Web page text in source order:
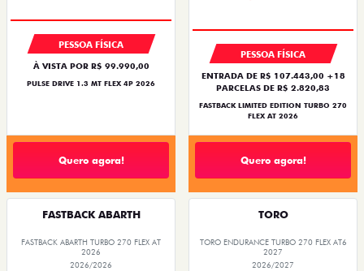
PESSOA FÍSICA
À VISTA POR R$ 99.990,00
PULSE DRIVE 1.3 MT FLEX 4P 2026
Quero agora!
PESSOA FÍSICA
ENTRADA DE R$ 107.443,00 +18
PARCELAS DE R$ 2.820,83
FASTBACK LIMITED EDITION TURBO 270
FLEX AT 2026
Quero agora!
FASTBACK ABARTH
FASTBACK ABARTH TURBO 270 FLEX AT
2026
2026/2026
TORO
TORO ENDURANCE TURBO 270 FLEX AT6
2027
2026/2027